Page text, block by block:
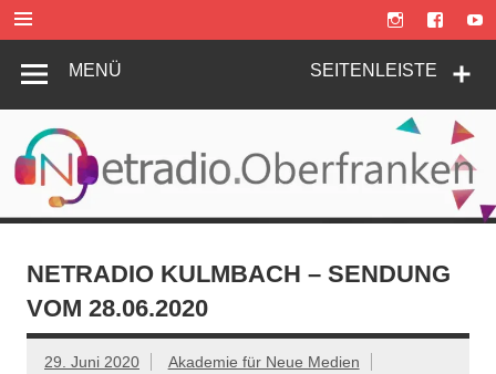
Inhalt
springen
SEITENLEISTE
MENÜ
NETRADIO KULMBACH – SENDUNG
VOM 28.06.2020
29. Juni 2020 Akademie für Neue Medien